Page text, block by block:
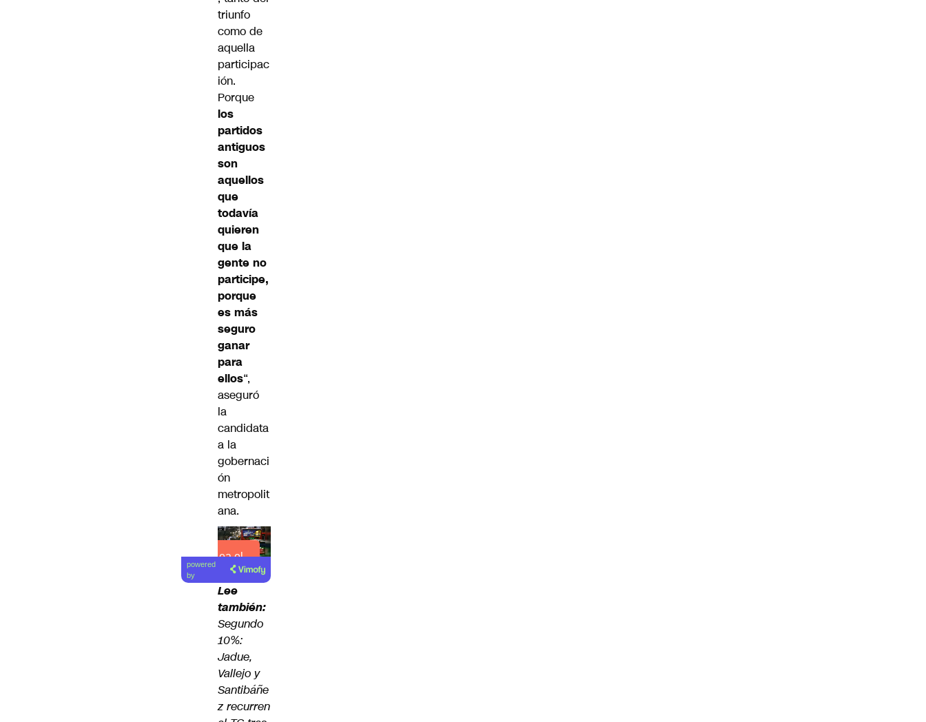
triunfo
como de
aquella
participac
ión.
Porque
los
partidos
antiguos
son
aquellos
que
todavía
quieren
que la
gente no
participe,
porque
es más
seguro
ganar
para
ellos“,
aseguró
la
candidata
a la
gobernaci
ón
metropolit
ana.
Lea el
artículo
powered
by
Lee
también:
Segundo
10%:
Jadue,
Vallejo y
Santibáñe
z recurren